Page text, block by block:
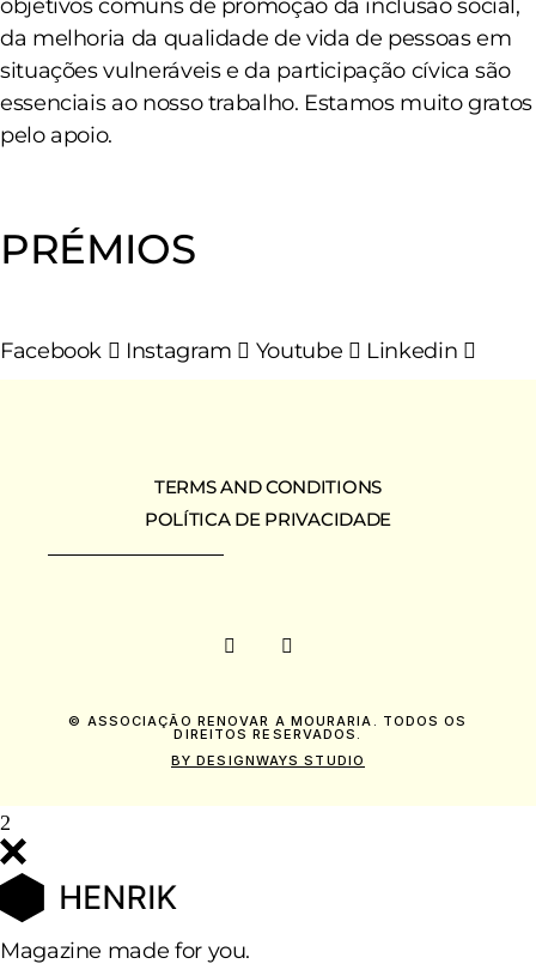
objetivos comuns de promoção da inclusão social,
da melhoria da qualidade de vida de pessoas em
situações vulneráveis e da participação cívica são
essenciais ao nosso trabalho. Estamos muito gratos
pelo apoio.
PRÉMIOS
Facebook Instagram Youtube Linkedin
TERMS AND CONDITIONS
POLÍTICA DE PRIVACIDADE
© ASSOCIAÇÃO RENOVAR A MOURARIA. TODOS OS
DIREITOS RESERVADOS.
BY DESIGNWAYS STUDIO
Magazine made for you.